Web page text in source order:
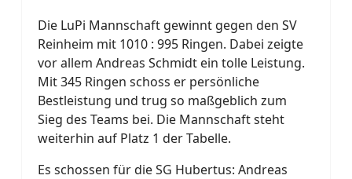
Die LuPi Mannschaft gewinnt gegen den SV
Reinheim mit 1010 : 995 Ringen. Dabei zeigte
vor allem Andreas Schmidt ein tolle Leistung.
Mit 345 Ringen schoss er persönliche
Bestleistung und trug so maßgeblich zum
Sieg des Teams bei. Die Mannschaft steht
weiterhin auf Platz 1 der Tabelle.
Es schossen für die SG Hubertus: Andreas